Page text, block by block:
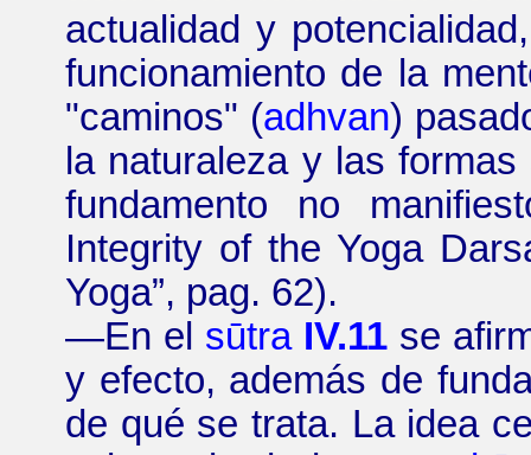
actualidad y
funcionamiento de la
"caminos" (adhvan)
la naturaleza y las
fundamento no
Integrity ofthe Yoga
Yoga”, pag. 62).
—En el sūtra IV.11se
y efecto, además de
de qué se trata. La idea